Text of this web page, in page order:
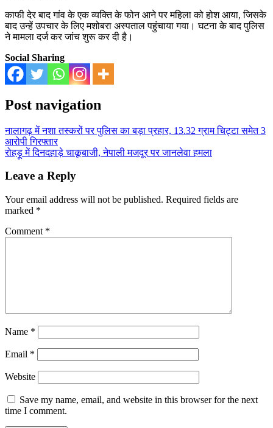
काफी देर बाद गांव के एक व्यक्ति के फोन आने पर महिला को होश आया, जिसके
बाद उन्हें उपचार के लिए मशोबरा अस्पताल पहुंचाया गया। घटना के बाद पुलिस
ने मामला दर्ज कर जांच शुरू कर दी है।
Social Sharing
Post navigation
नालागढ़ में नशा तस्करों पर पुलिस का बड़ा प्रहार, 13.32 ग्राम चिट्टा समेत 3
आरोपी गिरफ्तार
रोहड़ू में दिनदहाड़े चाकूबाजी, नेपाली मजदूर पर जानलेवा हमला
Leave a Reply
Your email address will not be published. Required fields are
marked *
Comment *
Name *
Email *
Website
Save my name, email, and website in this browser for the next
time I comment.